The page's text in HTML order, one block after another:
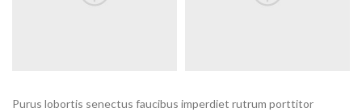
Purus lobortis senectus faucibus imperdiet rutrum porttitor